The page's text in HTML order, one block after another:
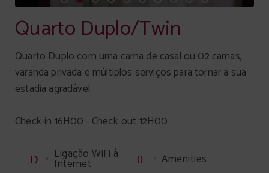
Quarto Duplo/Twin
Quarto Duplo com uma cama de casal ou 02 camas,
varanda privada e múltiplos serviços para tornar a sua
estadia agradável.
Check-in 16H00 - Check-out 12H00
Ligação WiFi à
Internet
Amenities